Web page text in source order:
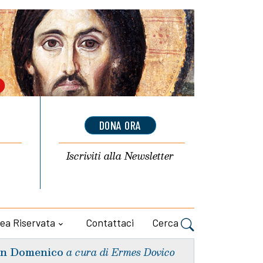
DONA ORA
Iscriviti allaNewsletter
Riservata Contattaci Cerca
Domenico a cura di Ermes Dovico